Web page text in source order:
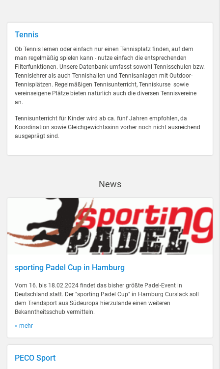
Tennis
Ob Tennis lernen oder einfach nur einen Tennisplatz finden, auf dem
man regelmäßig spielen kann - nutze einfach die entsprechenden
Filterfunktionen. Unsere Datenbank umfasst sowohl Tennisschulen bzw.
Tennislehrer als auch Tennishallen und Tennisanlagen mit Outdoor-
Tennisplätzen. Regelmäßigen Tennisunterricht, Tenniskurse sowie
vereinseigene Plätze bieten natürlich auch die diversen Tennisvereine
an.
Tennisunterricht für Kinder wird ab ca. fünf Jahren empfohlen, da
Koordination sowie Gleichgewichtssinn vorher noch nicht ausreichend
ausgeprägt sind.
News
sporting Padel Cup in Hamburg
Vom 16. bis 18.02.2024 findet das bisher größte Padel-Event in
Deutschland statt. Der "sporting Padel Cup" in Hamburg Curslack soll
dem Trendsport aus Südeuropa hierzulande einen weiteren
Bekanntheitsschub vermitteln.
» mehr
PECO Sport